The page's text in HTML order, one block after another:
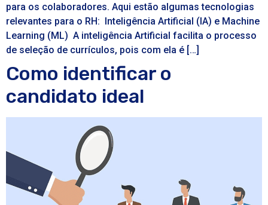
para os colaboradores. Aqui estão algumas tecnologias
relevantes para o RH: Inteligência Artificial (IA) e Machine
Learning (ML) A inteligência Artificial facilita o processo
de seleção de currículos, pois com ela é […]
Como identificar o
candidato ideal